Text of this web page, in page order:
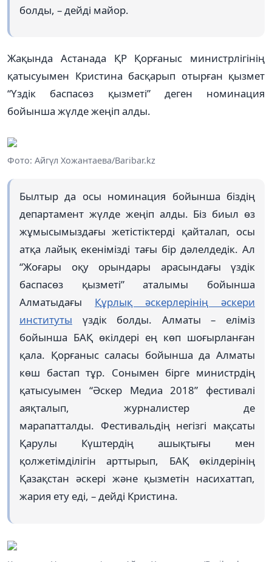
болды, – дейді майор.
Жақында Астанада ҚР Қорғаныс министрлігінің
қатысуымен Кристина басқарып отырған қызмет
“Үздік баспасөз қызметі” деген номинация
бойынша жүлде жеңіп алды.
Фото: Айгүл Хожантаева/Baribar.kz
Былтыр да осы номинация бойынша біздің
департамент жүлде жеңіп алды. Біз биыл өз
жұмысымыздағы жетістіктерді қайталап, осы
атқа лайық екенімізді тағы бір дәлелдедік. Ал
“Жоғары оқу орындары арасындағы үздік
баспасөз қызметі” аталымы бойынша
Алматыдағы Құрлық әскерлерінің әскери
институты үздік болды. Алматы – еліміз
бойынша БАҚ өкілдері ең көп шоғырланған
қала. Қорғаныс саласы бойынша да Алматы
көш бастап тұр. Сонымен бірге министрдің
қатысуымен “Әскер Медиа 2018” фестивалі
аяқталып, журналистер де
марапатталды. Фестивальдің негізгі мақсаты
Қарулы Күштердің ашықтығы мен
қолжетімділігін арттырып, БАҚ өкілдерінің
Қазақстан әскері және қызметін насихаттап,
жария ету еді, – дейді Кристина.